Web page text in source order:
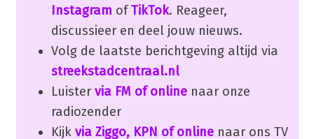
Instagram ofTikTok. Reageer,
discussieer en deel jouw nieuws.
Volg de laatste berichtgeving altijd via
streekstadcentraal.nl
Luister via FM of onlinenaar onze
radiozender
Kijk via Ziggo, KPN of onlinenaar ons TV